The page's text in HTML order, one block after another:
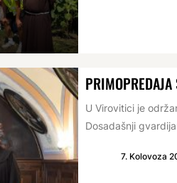
U Virovitici je
Dosadašnji
7. Kolovoza